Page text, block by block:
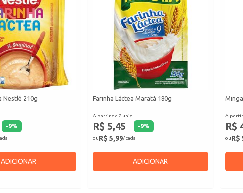
Nestlé 210g
-9%
ADICIONAR
Farinha Láctea Maratá 180g
A partir de 2 unid.
R$ 5,45 -9%
ouR$ 5,99/ cada
ADICIONAR
A partir
R$
ouR$